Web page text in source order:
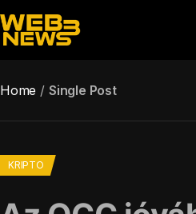
Home Single Post
KRIPTO